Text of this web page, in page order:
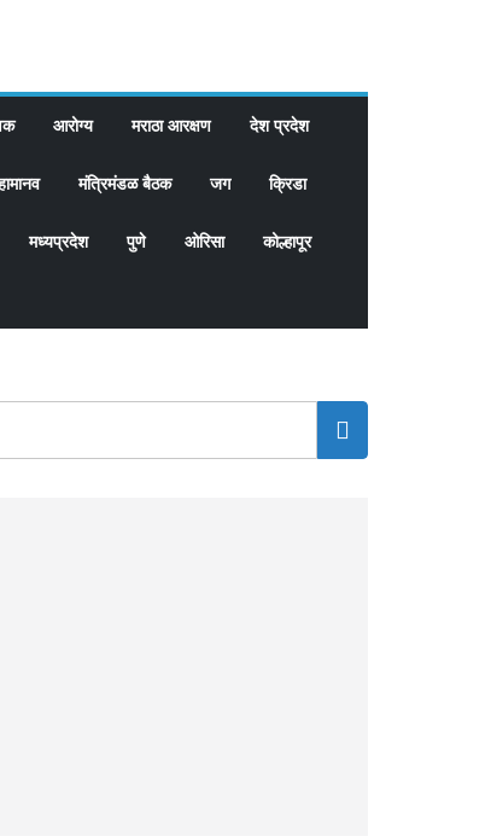
आरोग्य मराठा आरक्षण देश प्रदेश
मंत्रिमंडळ बैठक जग क्रिडा
मध्यप्रदेश पुणे ओरिसा कोल्हापूर